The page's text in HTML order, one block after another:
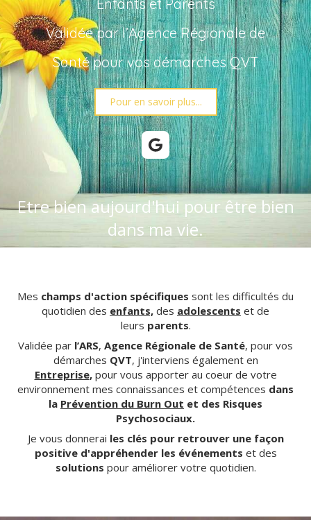
Enfants et Parents
Validée par l’Agence Régionale de
Santé pour vos démarches QVT
Pour en savoir plus...
Etre bien aujourd'hui pour être bien
dans ma vie.
Mes champs d'action spécifiques sont les difficultés du
quotidien des enfants, des adolescents et de
leurs parents.
Validée par l’ARS, Agence Régionale de Santé, pour vos
démarches QVT, j'interviens également en
Entreprise,pour vous apporter au coeur de votre
environnement mes connaissances et compétences dans
la Prévention du Burn Out et des Risques
Psychosociaux.
Je vous donnerai les clés pour retrouver une façon
positive d'appréhender les événements et des
solutions pour améliorer votre quotidien.